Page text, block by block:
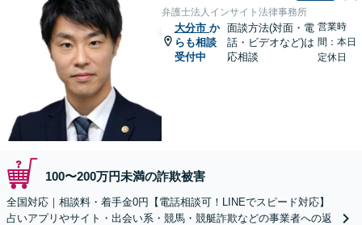
弁護士法人インサイト法律事務所
大分市 か
らも相談
受付中
面談方法(対面・電
話・ビデオなど)は
応相談
営業時
間：本日
定休日
100〜200万円未満の詐欺被害
全国対応｜相談料・着手金0円【電話相談可！LINEでスピード対応】
占いアプリやサイト・出会い系・競馬・競艇詐欺などの事業者への返